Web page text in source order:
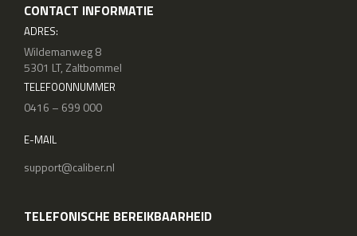
CONTACT INFORMATIE
ADRES:
Wildemanweg 8
5301 LT, Zaltbommel
TELEFOONNUMMER
0416 – 699 000
E-MAIL
support@caliber.nl
TELEFONISCHE BEREIKBAARHEID